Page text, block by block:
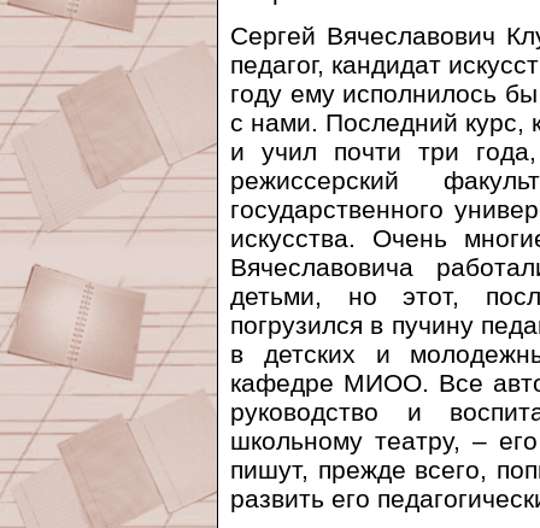
Сергей Вячеславович
педагог, кандидат
году ему исполнилось
с нами. Последний курс,
и учил почти три
режиссерский
государственного
искусства. Очень
Вячеславовича
детьми, но этот,
погрузился в пучину
в детских и
кафедре МИОО. Все
руководство и
школьному театру, –
пишут, прежде всего,
развить его